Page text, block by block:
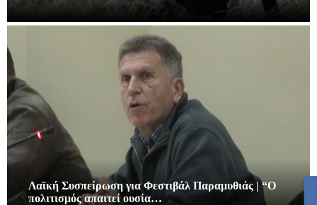
Λαϊκή Συσπείρωση για Φεστιβάλ Παραμυθιάς | “Ο
πολιτισμός απαιτεί ουσία…